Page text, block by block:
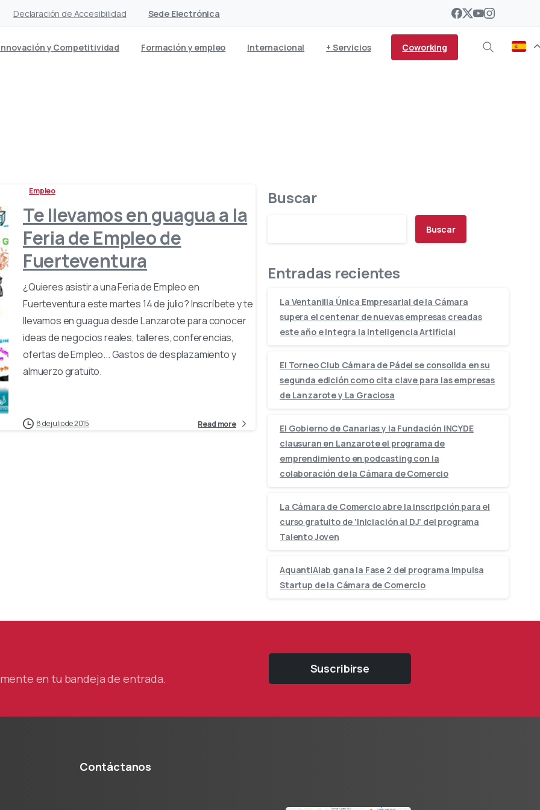
Declaración de Accesibilidad Sede Electrónica
y Competitividad Formación y empleo Internacional + Servicios Coworking
Empleo
Te llevamos en guagua a la
Feria de Empleo de
Fuerteventura
¿Quieres asistir a una Feria de Empleo en
Fuerteventura este martes 14 de julio? Inscríbete y te
llevamos en guagua desde Lanzarote para conocer
ideas de negocios reales, talleres, conferencias,
ofertas de Empleo... Gastos de desplazamiento y
almuerzo gratuito.
8 de julio de 2015 Read more
Buscar
Buscar
Entradas recientes
La Ventanilla Única Empresarial de la Cámara
supera el centenar de nuevas empresas creadas
este año e integra la Inteligencia Artificial
El Torneo Club Cámara de Pádel se consolida en su
segunda edición como cita clave para las empresas
de Lanzarote y La Graciosa
El Gobierno de Canarias y la Fundación INCYDE
clausuran en Lanzarote el programa de
emprendimiento en podcasting con la
colaboración de la Cámara de Comercio
La Cámara de Comercio abre la inscripción para el
curso gratuito de ‘Iniciación al DJ’ del programa
Talento Joven
AquantIAlab gana la Fase 2 del programa Impulsa
Startup de la Cámara de Comercio
en tu bandeja de entrada.
Suscribirse
Contáctanos